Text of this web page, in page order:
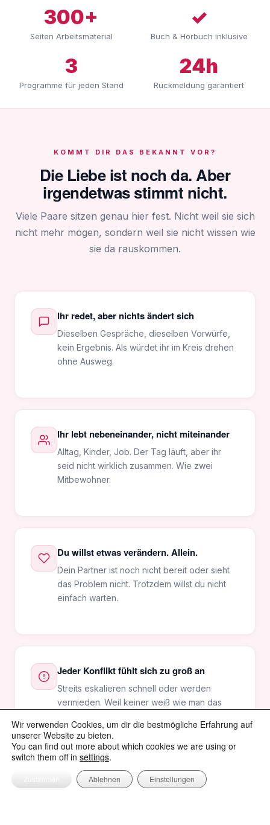
300+
Seiten Arbeitsmaterial
✓
Buch & Hörbuch inklusive
3
Programme für jeden Stand
24h
Rückmeldung garantiert
KOMMT DIR DAS BEKANNT VOR?
Die Liebe ist noch da. Aber
irgendetwas stimmt nicht.
Viele Paare sitzen genau hier fest. Nicht weil sie sich
nicht mehr mögen, sondern weil sie nicht wissen wie
sie da rauskommen.
Ihr redet, aber nichts ändert sich
Dieselben Gespräche, dieselben Vorwürfe,
kein Ergebnis. Als würdet ihr im Kreis drehen
ohne Ausweg.
Ihr lebt nebeneinander, nicht miteinander
Alltag, Kinder, Job. Der Tag läuft, aber ihr
seid nicht wirklich zusammen. Wie zwei
Mitbewohner.
Du willst etwas verändern. Allein.
Dein Partner ist noch nicht bereit oder sieht
das Problem nicht. Trotzdem willst du nicht
einfach warten.
Jeder Konflikt fühlt sich zu groß an
Streits eskalieren schnell oder werden
vermieden. Weil keiner weiß wie man das
Wir verwenden Cookies, um dir die bestmögliche Erfahrung auf
unserer Website zu bieten.
You can find out more about which cookies we are using or
switch them off in settings.
Ablehnen Einstellungen